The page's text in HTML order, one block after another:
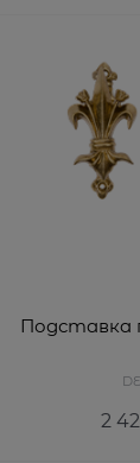
Подставка
2